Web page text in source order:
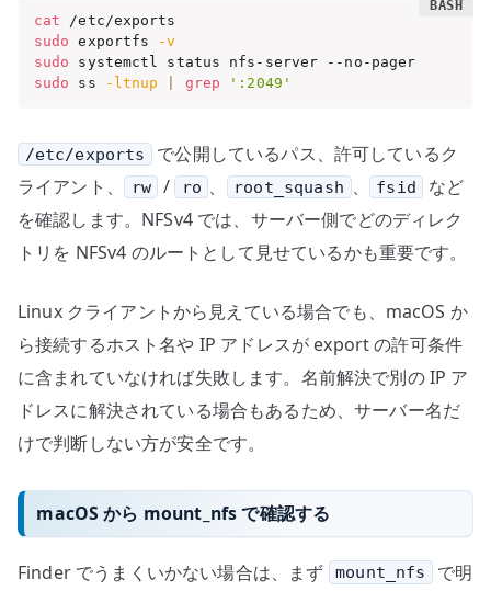
cat
sudo exportfs
-v
sudo
sudo ss -ltnup grep ':2049'
/etc/exports
で公開しているパス、許可しているク
ライアント、
rw / ro 、 root_squash 、 fsid
など
を確認します。NFSv4 では、サーバー側でどのディレク
トリを NFSv4 のルートとして見せているかも重要です。
Linux クライアントから見えている場合でも、macOS か
ら接続するホスト名や IP アドレスが export の許可条件
に含まれていなければ失敗します。名前解決で別の IP ア
ドレスに解決されている場合もあるため、サーバー名だ
けで判断しない方が安全です。
macOS から mount_nfs で確認する
Finder でうまくいかない場合は、まず mount_nfs
で明